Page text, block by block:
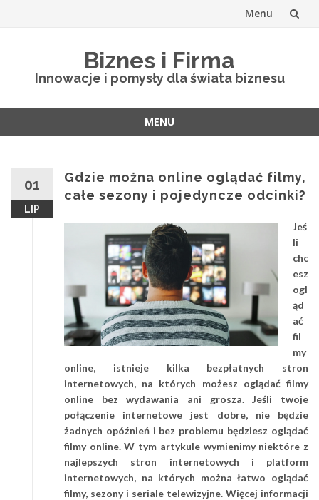
Menu
Biznes i Firma
Innowacje i pomysły dla świata biznesu
MENU
01
LIP
Gdzie można online oglądać filmy,
całe sezony i pojedyncze odcinki?
Jeś
li
chc
esz
ogl
ąd
ać
fil
my
online, istnieje kilka bezpłatnych stron
internetowych, na których możesz oglądać filmy
online bez wydawania ani grosza. Jeśli twoje
połączenie internetowe jest dobre, nie będzie
żadnych opóźnień i bez problemu będziesz oglądać
filmy online. W tym artykule wymienimy niektóre z
najlepszych stron internetowych i platform
internetowych, na których można łatwo oglądać
filmy, sezony i seriale telewizyjne. Więcej informacji